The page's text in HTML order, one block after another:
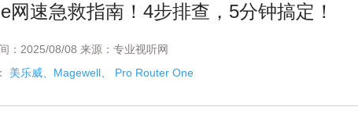
广告新科技上海秋交会，重磅亮点全揭晓！
网速急救指南！4步排查，5分钟搞定！
：2025/08/08 来源：专业视听网
美乐威、Magewell Pro Router One